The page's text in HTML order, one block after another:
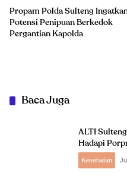
Propam Polda Sulteng
Potensi Penipuan Berkedok
Pergantian Kapolda
Baca Juga
ALTI
Hadapi
Kesehatan